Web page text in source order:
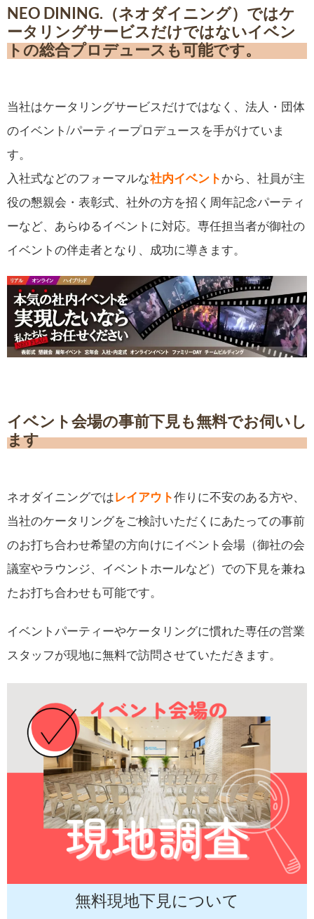
NEO DINING.（ネオダイニング）ではケ
ータリングサービスだけではないイベン
トの総合プロデュースも可能です。
当社はケータリングサービスだけではなく、法人・団体
のイベント/パーティープロデュースを手がけていま
す。
入社式などのフォーマルな社内イベントから、社員が主
役の懇親会・表彰式、社外の方を招く周年記念パーティ
ーなど、あらゆるイベントに対応。専任担当者が御社の
イベントの伴走者となり、成功に導きます。
イベント会場の事前下見も無料でお伺いし
ます
ネオダイニングではレイアウト作りに不安のある方や、
当社のケータリングをご検討いただくにあたっての事前
のお打ち合わせ希望の方向けにイベント会場（御社の会
議室やラウンジ、イベントホールなど）での下見を兼ね
たお打ち合わせも可能です。
イベントパーティーやケータリングに慣れた専任の営業
スタッフが現地に無料で訪問させていただきます。
無料現地下見について